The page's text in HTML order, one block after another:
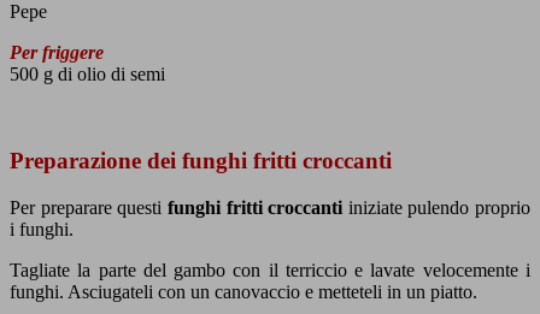
Pepe
Per friggere
500 g di olio di semi
Preparazione dei funghi fritti croccanti
Per preparare questi funghi fritti croccanti iniziate pulendo proprio
i funghi.
Tagliate la parte del gambo con il terriccio e lavate velocemente i
funghi. Asciugateli con un canovaccio e metteteli in un piatto.